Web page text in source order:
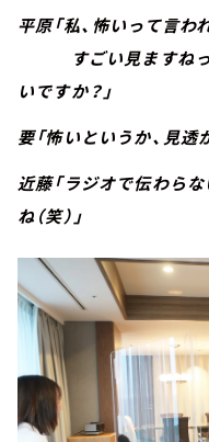
平原「私、怖いって言
すごい見ますねって
いですか？」
要「怖いというか、見
近藤「ラジオで伝わら
ね（笑）」